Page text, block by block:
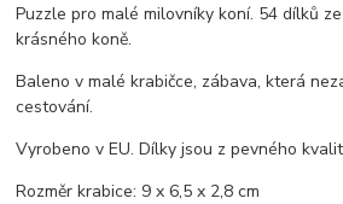
Puzzle pro malé milovníky koní. 54 dílků
krásného koně.
Baleno v malé krabičce, zábava, která
cestování.
Vyrobeno v EU. Dílky jsou z pevného
Rozměr krabice: 9 x 6,5 x 2,8 cm